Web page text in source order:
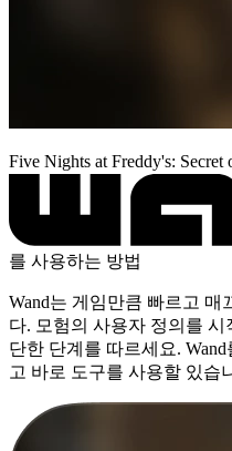
Five Nights at Freddy's: Secret
를 사용하는 방법
Wand는 게임만큼 빠르고 매
다. 모험의 사용자 정의를
단한 단계를 따르세요.
고 바로 도구를 사용할 있습